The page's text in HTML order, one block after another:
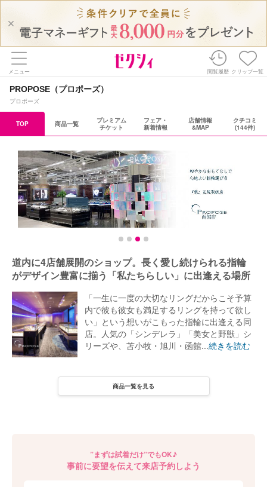
メニュー 閲覧履歴 クリップ一覧
PROPOSE（プロポーズ）
プロポーズ
TOP 商品一覧
プレミアム
チケット
フェア・
新着情報
店舗情報
&MAP
クチコミ
(144件)
道内に4店舗展開のショップ。長く愛し続けられる指輪
がデザイン豊富に揃う「私たちらしい」に出逢える場所
「一生に一度の大切なリングだからこそ予算
内で彼も彼女も満足するリングを持って欲し
い」という想いがこもった指輪に出逢える同
店。人気の「シンデレラ」「美女と野獣」シ
リーズや、苫小牧・旭川・函館...続きを読む
商品一覧を見る
ブランド・ショップの特徴
商品一覧を見る
”まずは試着だけ”でもOK♪
事前に要望を伝えて来店予約しよう